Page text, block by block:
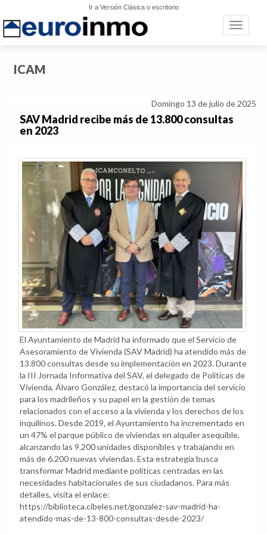
Ir a Versión Clásica o escritorio
Toggle
ICAM
Domingo 13 de julio de 2025
SAV Madrid recibe más de 13.800 consultas
en 2023
El Ayuntamiento de Madrid ha informado que el Servicio de
Asesoramiento de Vivienda (SAV Madrid) ha atendido más de
13.800 consultas desde su implementación en 2023. Durante
la III Jornada Informativa del SAV, el delegado de Políticas de
Vivienda, Álvaro González, destacó la importancia del servicio
para los madrileños y su papel en la gestión de temas
relacionados con el acceso a la vivienda y los derechos de los
inquilinos. Desde 2019, el Ayuntamiento ha incrementado en
un 47% el parque público de viviendas en alquiler asequible,
alcanzando las 9.200 unidades disponibles y trabajando en
más de 6.200 nuevas viviendas. Esta estrategia busca
transformar Madrid mediante políticas centradas en las
necesidades habitacionales de sus ciudadanos. Para más
detalles, visita el enlace:
https://biblioteca.cibeles.net/gonzalez-sav-madrid-ha-
atendido-mas-de-13-800-consultas-desde-2023/